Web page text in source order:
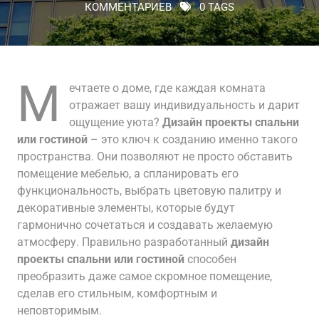
КОММЕНТАРИЕВ
0 TAGS
М
ечтаете о доме, где каждая комната
отражает вашу индивидуальность и дарит
ощущение уюта? Дизайн проекты спальни
или гостиной – это ключ к созданию именно такого
пространства. Они позволяют не просто обставить
помещение мебелью, а спланировать его
функциональность, выбрать цветовую палитру и
декоративные элементы, которые будут
гармонично сочетаться и создавать желаемую
атмосферу. Правильно разработанный дизайн
проекты спальни или гостиной способен
преобразить даже самое скромное помещение,
сделав его стильным, комфортным и
неповторимым.